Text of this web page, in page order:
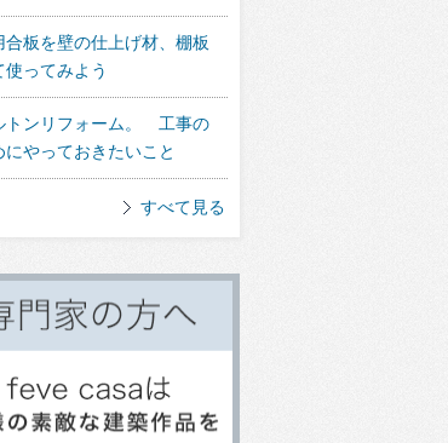
合板を壁の仕上げ材、棚板
使ってみよう
トンリフォーム。 工事の
にやっておきたいこと
すべて見る